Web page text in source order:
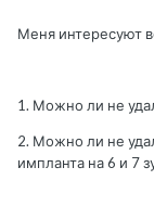
Меня интересуют
1. Можно ли не
2. Можно ли не
импланта на 6 и 7